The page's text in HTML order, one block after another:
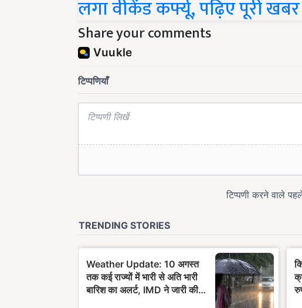
Share your comments